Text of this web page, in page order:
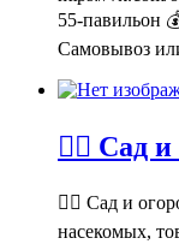
55-павильон
Самовывоз
💁‍♂ Сад
💁‍♂ Сад и
насекомых,